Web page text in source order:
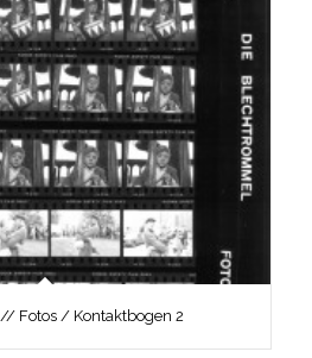
// Fotos / Kontaktbogen 2